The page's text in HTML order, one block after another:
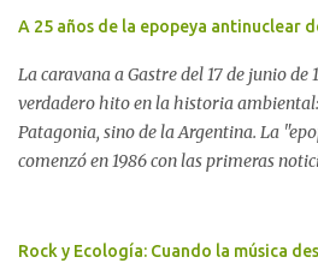
A 25 años de la epopeya antinuclear
La caravana a Gastre del 17 de junio de
verdadero hito en la historia
Patagonia, sino de la Argentina. La
comenzó en 1986 con las primeras
proyecto legislativo nacional al
Rock y Ecología: Cuando la música